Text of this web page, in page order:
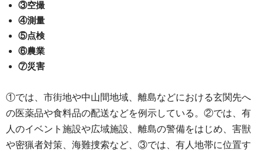
③空撮
④測量
⑤点検
⑥農業
⑦災害
①では、市街地や中山間地域、離島などにおける玄関先へ
の医薬品や食料品の配送などを例示している。②では、有
人のイベント施設や広域施設、離島の警備をはじめ、害獣
や密猟者対策、海難捜索など、③では、有人地帯に位置す